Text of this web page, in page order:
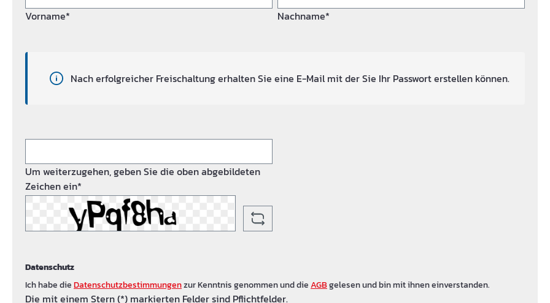
Vorname* Nachname*
Nach erfolgreicher Freischaltung erhalten Sie eine E-Mail mit der Sie Ihr Passwort erstellen können.
Um weiterzugehen, geben Sie die oben abgebildeten
Zeichen ein*
Datenschutz
Ich habe dieDatenschutzbestimmungenzur Kenntnis genommen und dieAGBgelesen und bin mit ihnen einverstanden.
Die mit einem Stern (*) markierten Felder sind Pflichtfelder.